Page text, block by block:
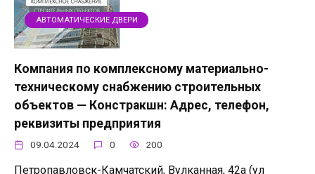
АВТОМАТИЧЕСКИЕ ДВЕРИ
Компания по комплексному материально-
техническому снабжению строительных
объектов — Констракшн: Адрес, телефон,
реквизиты предприятия
09.04.2024 0 200
Петропавловск-Камчатский, Вулканная, 42а (ул